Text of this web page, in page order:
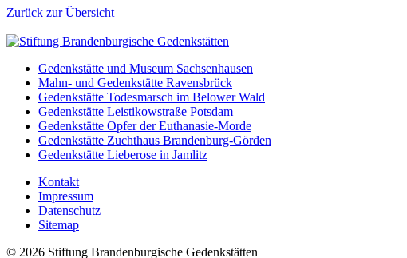
Zurück zur Übersicht
Gedenkstätte und Museum Sachsenhausen
Mahn- und Gedenkstätte Ravensbrück
Gedenkstätte Todesmarsch im Belower Wald
Gedenkstätte Leistikowstraße Potsdam
Gedenkstätte Opfer der Euthanasie-Morde
Gedenkstätte Zuchthaus Brandenburg-Görden
Gedenkstätte Lieberose in Jamlitz
Kontakt
Impressum
Datenschutz
Sitemap
© 2026 Stiftung Brandenburgische Gedenkstätten